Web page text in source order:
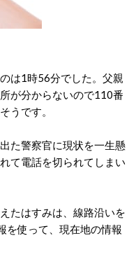
は1時56分でした。父親
が分からないので110番
うです。
た警察官に現状を一生懸
て電話を切られてしまい
たはすみは、線路沿いを
を使って、現在地の情報